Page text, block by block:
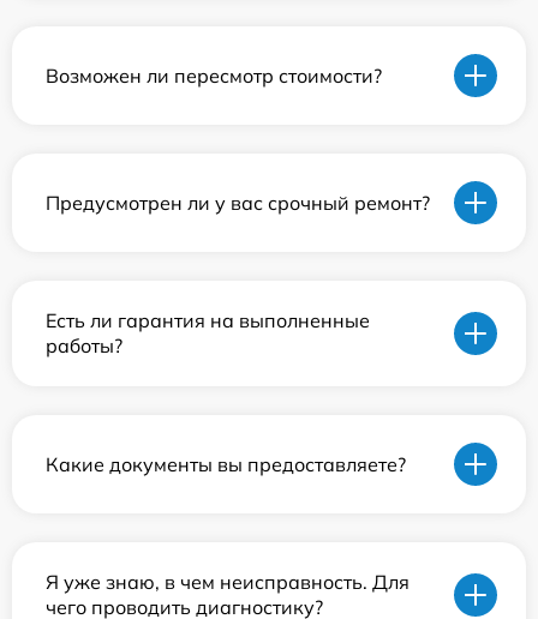
Возможен ли пересмотр стоимости?
Предусмотрен ли у вас срочный ремонт?
Есть ли гарантия на выполненные
работы?
Какие документы вы предоставляете?
Я уже знаю, в чем неисправность. Для
чего проводить диагностику?